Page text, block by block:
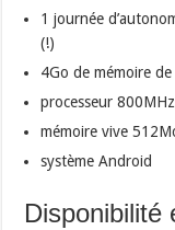
1 journée
(!)
4Go de mémoire
processeur 800MHz
mémoire vive
système Android
Disponibilité